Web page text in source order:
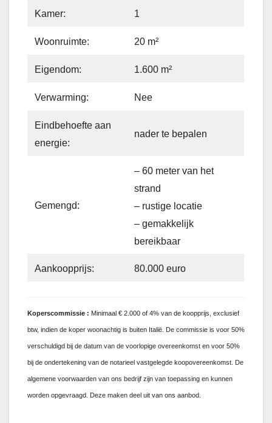
Kamer: 1
Woonruimte: 20 m²
Eigendom: 1.600 m²
Verwarming: Nee
Eindbehoefte aan
energie:
nader te bepalen
Gemengd:
– 60 meter van het
strand
– rustige locatie
– gemakkelijk
bereikbaar
Aankoopprijs: 80.000 euro
Koperscommissie : Minimaal € 2.000 of 4% van de koopprijs, exclusief
btw, indien de koper woonachtig is buiten Italië. De commissie is voor 50%
verschuldigd bij de datum van de voorlopige overeenkomst en voor 50%
bij de ondertekening van de notarieel vastgelegde koopovereenkomst. De
algemene voorwaarden van ons bedrijf zijn van toepassing en kunnen
worden opgevraagd. Deze maken deel uit van ons aanbod.